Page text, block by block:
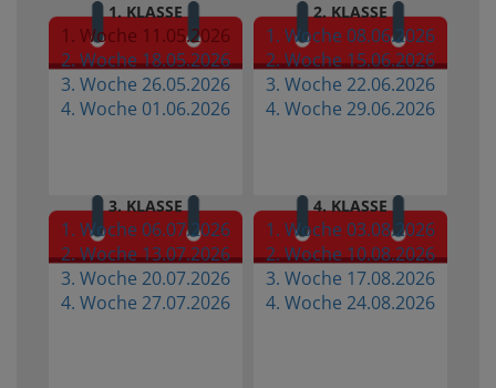
1. KLASSE
1. Woche 11.05.2026
2. Woche 18.05.2026
3. Woche 26.05.2026
4. Woche 01.06.2026
2. KLASSE
1. Woche 08.06.2026
2. Woche 15.06.2026
3. Woche 22.06.2026
4. Woche 29.06.2026
3. KLASSE
1. Woche 06.07.2026
2. Woche 13.07.2026
3. Woche 20.07.2026
4. Woche 27.07.2026
4. KLASSE
1. Woche 03.08.2026
2. Woche 10.08.2026
3. Woche 17.08.2026
4. Woche 24.08.2026